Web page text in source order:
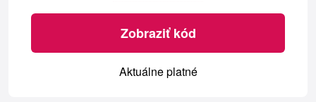
Zobraziť kód
Aktuálne platné